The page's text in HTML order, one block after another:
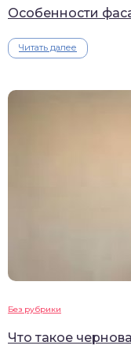
Особенности
Читать далее
Без рубрики
Что такое